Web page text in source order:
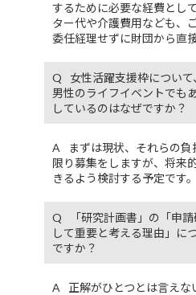
するために必要な経費とし
ター代や介護費用なども、
委任経理せずに財団から直
女性活躍支援枠につい
男性のライフイベントでも
しているのはなぜですか？
まずは現状、それらの
限り募集をしますが、将来
きるよう検討する予定です。
「研究計画書」の「申
して重要と考える理由」に
ですか？
正解がひとつとは言え